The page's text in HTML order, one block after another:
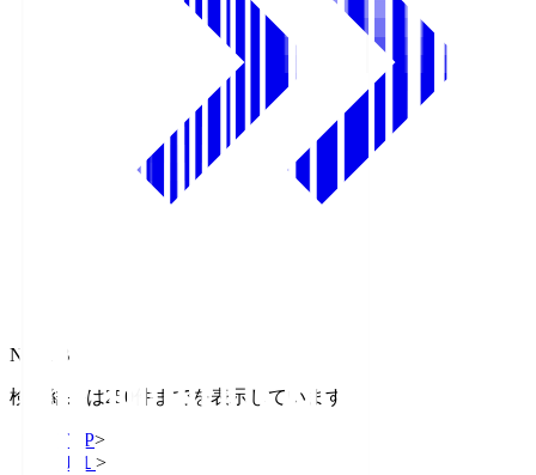
NHK BS
検索結果は250件までを表示しています
TOP>
Ｊ１ >